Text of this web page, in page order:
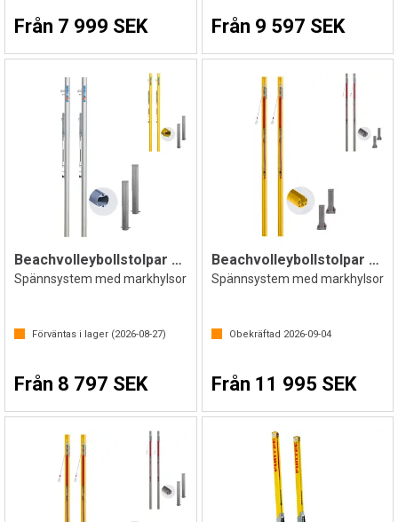
Från 7 999 SEK Från 9 597 SEK
Beachvolleybollstolpar Competition
Spännsystem med markhylsor
Förväntas i lager (2026-08-27)
Från 8 797 SEK
Beachvolleybollstolpar Competition
Spännsystem med markhylsor
Obekräftad 2026-09-04
Från 11 995 SEK